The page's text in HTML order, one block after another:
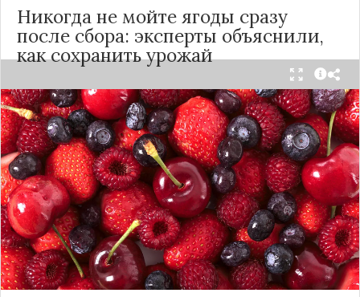
Никогда не мойте ягоды сразу
после сбора: эксперты объяснили,
как сохранить урожай
Мытьё ягод сразу после сбора может обернуться
полной потерей урожая. Как отмечает канал
«Сделай сам», на поверхности плодов есть
естественный восковой налёт, который играет
роль природного барьера. Он защищает ягоды
от пересыхания, бактерий и плесени. При
смывании этого слоя плоды быстро начинают
темнеть, покрываться налётом и терять вкус.
Чтобы ягоды сохранили свежесть, специалисты
рекомендуют: